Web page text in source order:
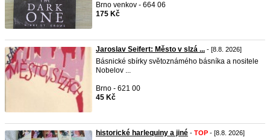
Brno venkov - 664 06
175 Kč
Jaroslav Seifert: Město v slzá ... - [8.8. 2026]
Básnické sbírky světoznámého básníka a nositele
Nobelov ...
Brno - 621 00
45 Kč
historické harlequiny a jiné - TOP - [8.8. 2026]